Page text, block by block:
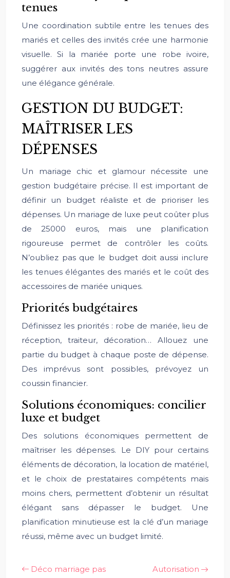
tenues
Une coordination subtile entre les tenues des
mariés et celles des invités crée une harmonie
visuelle. Si la mariée porte une robe ivoire,
suggérer aux invités des tons neutres assure
une élégance générale.
GESTION DU BUDGET:
MAÎTRISER LES
DÉPENSES
Un mariage chic et glamour nécessite une
gestion budgétaire précise. Il est important de
définir un budget réaliste et de prioriser les
dépenses. Un mariage de luxe peut coûter plus
de 25000 euros, mais une planification
rigoureuse permet de contrôler les coûts.
N’oubliez pas que le budget doit aussi inclure
les tenues élégantes des mariés et le coût des
accessoires de mariée uniques.
Priorités budgétaires
Définissez les priorités : robe de mariée, lieu de
réception, traiteur, décoration… Allouez une
partie du budget à chaque poste de dépense.
Des imprévus sont possibles, prévoyez un
coussin financier.
Solutions économiques: concilier
luxe et budget
Des solutions économiques permettent de
maîtriser les dépenses. Le DIY pour certains
éléments de décoration, la location de matériel,
et le choix de prestataires compétents mais
moins chers, permettent d’obtenir un résultat
élégant sans dépasser le budget. Une
planification minutieuse est la clé d’un mariage
réussi, même avec un budget limité.
Déco marriage pas
Autorisation